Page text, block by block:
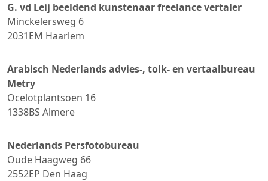
G. vd Leij beeldend kunstenaar freelance vertaler
Minckelersweg 6
2031EM Haarlem
Arabisch Nederlands advies-, tolk- en vertaalbureau
Metry
Ocelotplantsoen 16
1338BS Almere
Nederlands Persfotobureau
Oude Haagweg 66
2552EP Den Haag